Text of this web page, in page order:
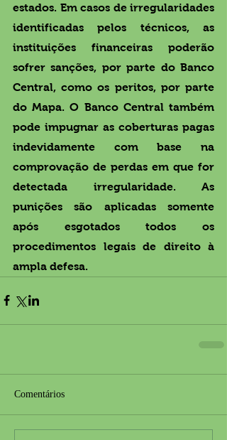
estados. Em casos de irregularidades
identificadas pelos técnicos, as
instituições financeiras poderão
sofrer sanções, por parte do Banco
Central, como os peritos, por parte
do Mapa. O Banco Central também
pode impugnar as coberturas pagas
indevidamente com base na
comprovação de perdas em que for
detectada irregularidade. As
punições são aplicadas somente
após esgotados todos os
procedimentos legais de direito à
ampla defesa.
Comentários